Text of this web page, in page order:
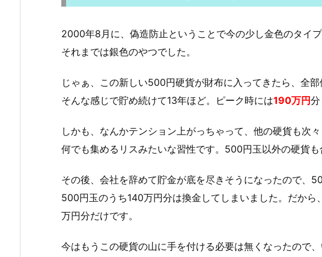
2000年8月に、偽造防止ということで今の少し金色のタイ
それまでは銀色のやつでした。
じゃぁ、この新しい500円硬貨が財布に入ってきたら、全部
そんな感じで貯め続けて13年ほど。ピーク時には190万円分
しかも、なんかテンション上がっちゃって、他の硬貨も次
何でも集めるリスみたいな習性です。500円玉以外の硬貨
その後、会社を辞めて貯金が底を尽きそうになったので、
500円玉のうち140万円分は換金してしまいました。だか
万円分だけです。
今はもうこの硬貨の山に手を付ける必要は無くなったので